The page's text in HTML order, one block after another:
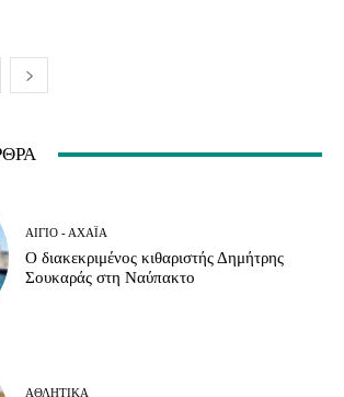
ΑΊΓΙΟ - ΑΧΑΪ́Α
Ο διακεκριμένος κιθαριστής Δημήτρης
Σουκαράς στη Ναύπακτο
ΑΘΛΗΤΙΚΆ